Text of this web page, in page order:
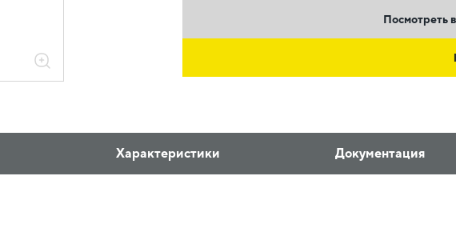
Посмотреть
Характеристики Документация